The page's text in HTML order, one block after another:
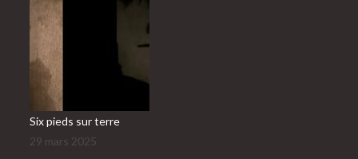
Six pieds sur terre
29 mars 2025